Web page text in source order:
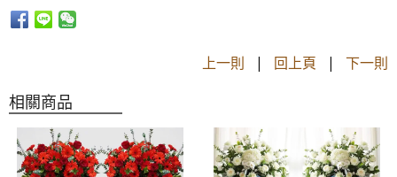
上一則 | 回上頁 | 下一則
相關商品